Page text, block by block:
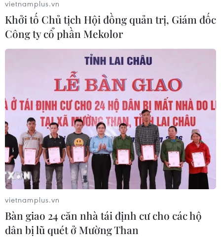
Cảnh báo mưa cường độ lớn trên
100mm tại Bắc Bộ, Thanh Hóa và
06/08/2026 10:23
Mưa lớn kéo dài gây nhiều thiệt hại
về nhà ở, giao thông tại tỉnh Sơn La
06/08/2026 09:48
Bất cập việc ngừng giao khoán quản
lý, bảo vệ rừng ở Nam Cát Tiên
06/08/2026 09:45
vietnamplus.vn
Khởi tố Chủ tịch Hội đồng quản trị, Giám đốc
Công ty cổ phần Mekolor
vietnamplus.vn
Bàn giao 24 căn nhà tái định cư cho các hộ
dân bị lũ quét ở Mường Than